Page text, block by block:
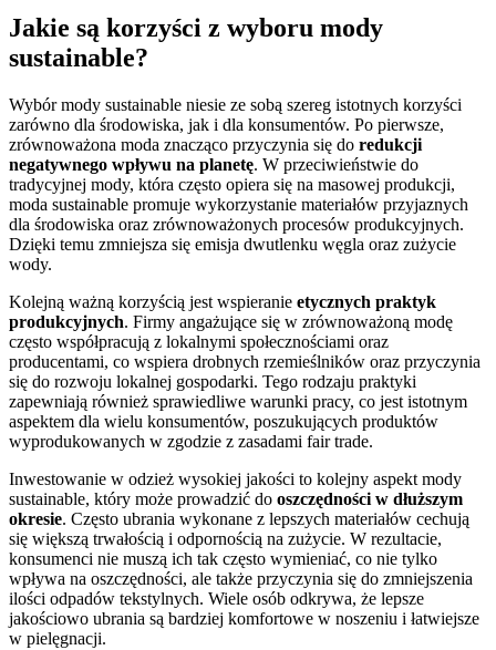
Jakie są korzyści z wyboru mody
sustainable?
Wybór mody sustainable niesie ze sobą szereg istotnych korzyści
zarówno dla środowiska, jak i dla konsumentów. Po pierwsze,
zrównoważona moda znacząco przyczynia się do redukcji
negatywnego wpływu na planetę. W przeciwieństwie do
tradycyjnej mody, która często opiera się na masowej produkcji,
moda sustainable promuje wykorzystanie materiałów przyjaznych
dla środowiska oraz zrównoważonych procesów produkcyjnych.
Dzięki temu zmniejsza się emisja dwutlenku węgla oraz zużycie
wody.
Kolejną ważną korzyścią jest wspieranie etycznych praktyk
produkcyjnych. Firmy angażujące się w zrównoważoną modę
często współpracują z lokalnymi społecznościami oraz
producentami, co wspiera drobnych rzemieślników oraz przyczynia
się do rozwoju lokalnej gospodarki. Tego rodzaju praktyki
zapewniają również sprawiedliwe warunki pracy, co jest istotnym
aspektem dla wielu konsumentów, poszukujących produktów
wyprodukowanych w zgodzie z zasadami fair trade.
Inwestowanie w odzież wysokiej jakości to kolejny aspekt mody
sustainable, który może prowadzić do oszczędności w dłuższym
okresie. Często ubrania wykonane z lepszych materiałów cechują
się większą trwałością i odpornością na zużycie. W rezultacie,
konsumenci nie muszą ich tak często wymieniać, co nie tylko
wpływa na oszczędności, ale także przyczynia się do zmniejszenia
ilości odpadów tekstylnych. Wiele osób odkrywa, że lepsze
jakościowo ubrania są bardziej komfortowe w noszeniu i łatwiejsze
w pielęgnacji.